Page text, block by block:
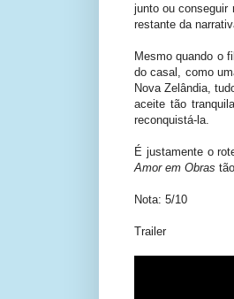
junto ou conseguir
restante da
Mesmo quando o
do casal, como
Nova Zelândia,
aceite tão
reconquistá-la.
É justamente o
Amor em Obras
Nota: 5/10
Trailer